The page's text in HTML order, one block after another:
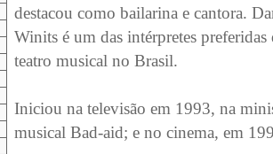
destacou como bailarina e cantora.
Winits é um das intérpretes
teatro musical no Brasil.
Iniciou na televisão em 1993, na
musical Bad-aid; e no cinema, em